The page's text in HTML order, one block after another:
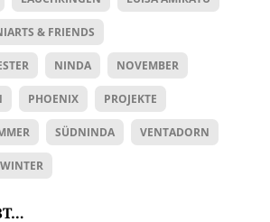
& FRIENDS
NINDA NOVEMBER
PHOENIX PROJEKTE
SÜDNINDA VENTADORN
WINTER